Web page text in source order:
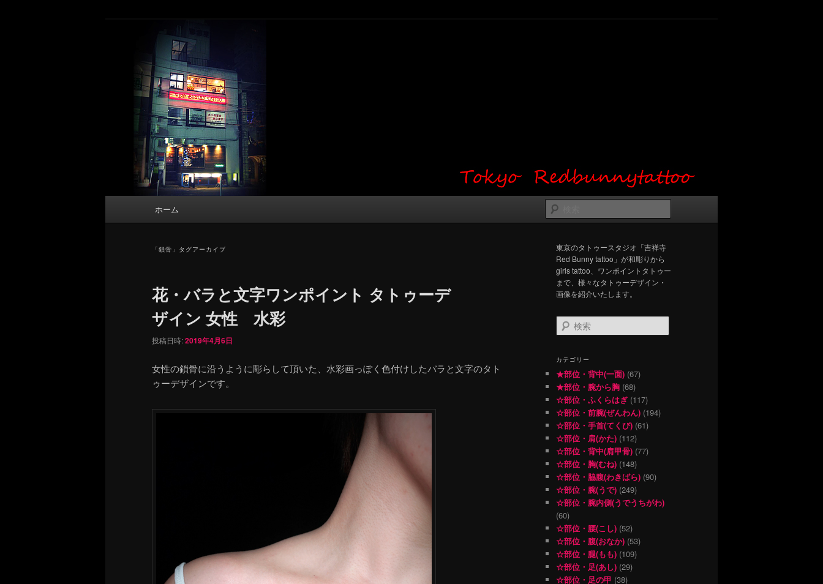
東京 タトゥースタジオ 吉祥寺 Red Bunny
Tattoo タトゥーデザイン・タトゥー画像
タトゥーデザイン・画像の紹介（和彫り・ワンポイント・girl tattoo）
索
ホーム
「鎖骨 」タグアーカイブ
花・バラと文字ワンポイント タトゥーデ
ザイン 女性 水彩
投稿日時:2019年4月6日
女性の鎖骨に沿うように彫らして頂いた、水彩画っぽく色付けしたバラと文字のタト
ゥーデザインです。
東京のタトゥースタジオ「吉祥寺
Red Bunny tattoo」が和彫りから
girls tattoo、ワンポイントタトゥー
まで、様々なタトゥーデザイン・
画像を紹介いたします。
検
索
カテゴリー
★部位・背中(一面) (67)
★部位・腕から胸 (68)
☆部位・ふくらはぎ (117)
☆部位・前腕(ぜんわん) (194)
☆部位・手首(てくび) (61)
☆部位・肩(かた) (112)
☆部位・背中(肩甲骨) (77)
☆部位・胸(むね) (148)
☆部位・脇腹(わきばら) (90)
☆部位・腕(うで) (249)
☆部位・腕内側(うでうちがわ)
(60)
☆部位・腰(こし) (52)
☆部位・腹(おなか) (53)
☆部位・腿(もも) (109)
☆部位・足(あし) (29)
☆部位・足の甲 (38)